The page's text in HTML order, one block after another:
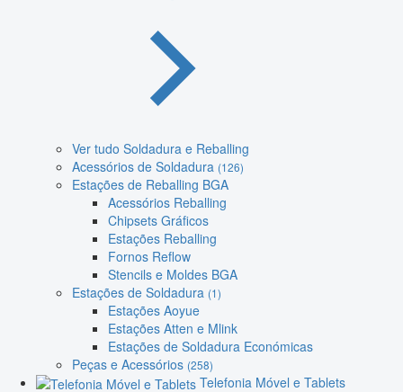
Ver tudo Soldadura e Reballing
Acessórios de Soldadura (126)
Estações de Reballing BGA
Acessórios Reballing
Chipsets Gráficos
Estações Reballing
Fornos Reflow
Stencils e Moldes BGA
Estações de Soldadura (1)
Estações Aoyue
Estações Atten e Mlink
Estações de Soldadura Económicas
Peças e Acessórios (258)
Telefonia Móvel e Tablets